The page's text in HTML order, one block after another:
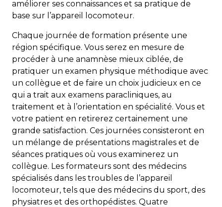
améliorer ses connaissances et sa pratique de
base sur l’appareil locomoteur.
Chaque journée de formation présente une
région spécifique. Vous serez en mesure de
procéder à une anamnèse mieux ciblée, de
pratiquer un examen physique méthodique avec
un collègue et de faire un choix judicieux en ce
qui a trait aux examens paracliniques, au
traitement et à l’orientation en spécialité. Vous et
votre patient en retirerez certainement une
grande satisfaction. Ces journées consisteront en
un mélange de présentations magistrales et de
séances pratiques où vous examinerez un
collègue. Les formateurs sont des médecins
spécialisés dans les troubles de l’appareil
locomoteur, tels que des médecins du sport, des
physiatres et des orthopédistes. Quatre